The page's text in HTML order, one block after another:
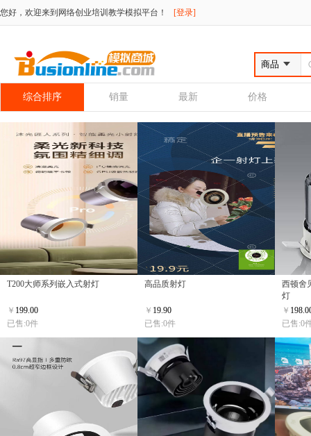
您好，欢迎来到网络创业培训教学模拟平台！ [登录]
综合排序 销量 最新 价格
T200大师系列嵌入式射灯
￥ 199.00
已售:0件
高品质射灯
￥ 19.90
已售:0件
西顿舍
灯
￥
已售:0